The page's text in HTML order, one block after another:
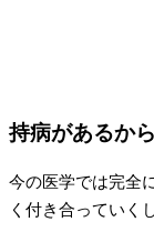
持病があるから
今の医学では完全
く付き合っていく